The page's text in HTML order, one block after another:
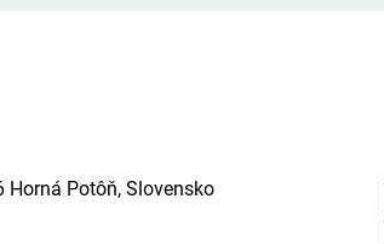
Horná Potôň, Slovensko